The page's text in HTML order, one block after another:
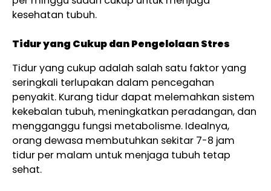
kesehatan tubuh.
Tidur yang Cukup dan Pengelolaan Stres
Tidur yang cukup adalah salah satu faktor yang
seringkali terlupakan dalam pencegahan
penyakit. Kurang tidur dapat melemahkan sistem
kekebalan tubuh, meningkatkan peradangan, dan
mengganggu fungsi metabolisme. Idealnya,
orang dewasa membutuhkan sekitar 7-8 jam
tidur per malam untuk menjaga tubuh tetap
sehat.